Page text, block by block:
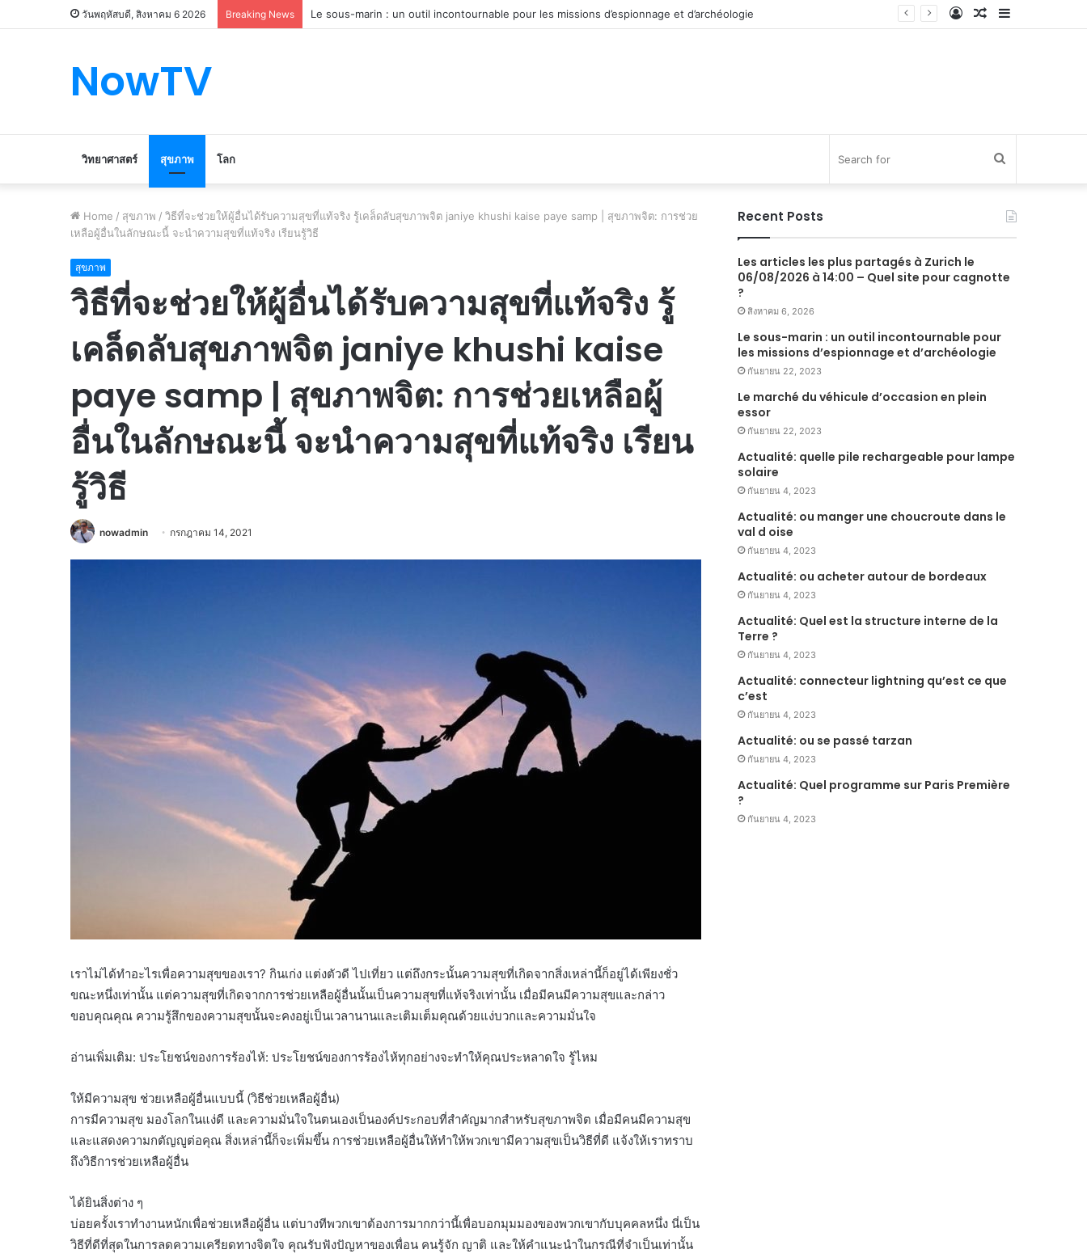
วันพฤหัสบดี, สิงหาคม 6 2026 Breaking News Le marché du véhicule d’occasion en plein essor Sidebar
Random
Log
NowTV
วิทยาศาสตร์ สุขภาพ โลก
for
Home / สุขภาพ / วิธีที่จะช่วยให้ผู้อื่นได้รับความสุขที่แท้จริง รู้เคล็ดลับสุขภาพจิต janiye khushi kaise paye samp | สุขภาพจิต: การช่วย
เหลือผู้อื่นในลักษณะนี้ จะนำความสุขที่แท้จริง เรียนรู้วิธี
สุขภาพ
วิธีที่จะช่วยให้ผู้อื่นได้รับความสุขที่แท้จริง รู้
เคล็ดลับสุขภาพจิต janiye khushi kaise
paye samp | สุขภาพจิต: การช่วยเหลือผู้
อื่นในลักษณะนี้ จะนำความสุขที่แท้จริง เรียน
รู้วิธี
nowadmin กรกฎาคม 14, 2021
เราไม่ได้ทำอะไรเพื่อความสุขของเรา? กินเก่ง แต่งตัวดี ไปเที่ยว แต่ถึงกระนั้นความสุขที่เกิดจากสิ่งเหล่านี้ก็อยู่ได้เพียงชั่ว
ขณะหนึ่งเท่านั้น แต่ความสุขที่เกิดจากการช่วยเหลือผู้อื่นนั้นเป็นความสุขที่แท้จริงเท่านั้น เมื่อมีคนมีความสุขและกล่าว
ขอบคุณคุณ ความรู้สึกของความสุขนั้นจะคงอยู่เป็นเวลานานและเติมเต็มคุณด้วยแง่บวกและความมั่นใจ
อ่านเพิ่มเติม: ประโยชน์ของการร้องไห้: ประโยชน์ของการร้องไห้ทุกอย่างจะทำให้คุณประหลาดใจ รู้ไหม
ให้มีความสุข ช่วยเหลือผู้อื่นแบบนี้ (วิธีช่วยเหลือผู้อื่น)
การมีความสุข มองโลกในแง่ดี และความมั่นใจในตนเองเป็นองค์ประกอบที่สำคัญมากสำหรับสุขภาพจิต เมื่อมีคนมีความสุข
และแสดงความกตัญญูต่อคุณ สิ่งเหล่านี้ก็จะเพิ่มขึ้น การช่วยเหลือผู้อื่นให้ทำให้พวกเขามีความสุขเป็นวิธีที่ดี แจ้งให้เราทราบ
ถึงวิธีการช่วยเหลือผู้อื่น
ได้ยินสิ่งต่าง ๆ
บ่อยครั้งเราทำงานหนักเพื่อช่วยเหลือผู้อื่น แต่บางทีพวกเขาต้องการมากกว่านี้เพื่อบอกมุมมองของพวกเขากับบุคคลหนึ่ง นี่เป็น
วิธีที่ดีที่สุดในการลดความเครียดทางจิตใจ คุณรับฟังปัญหาของเพื่อน คนรู้จัก ญาติ และให้คำแนะนำในกรณีที่จำเป็นเท่านั้น
Recent Posts
Les articles les plus partagés à Zurich le
06/08/2026 à 14:00 – Quel site pour cagnotte
?
สิงหาคม 6, 2026
Le sous-marin : un outil incontournable pour
les missions d’espionnage et d’archéologie
กันยายน 22, 2023
Le marché du véhicule d’occasion en plein
essor
กันยายน 22, 2023
Actualité: quelle pile rechargeable pour lampe
solaire
กันยายน 4, 2023
Actualité: ou manger une choucroute dans le
val d oise
กันยายน 4, 2023
Actualité: ou acheter autour de bordeaux
กันยายน 4, 2023
Actualité: Quel est la structure interne de la
Terre ?
กันยายน 4, 2023
Actualité: connecteur lightning qu’est ce que
c’est
กันยายน 4, 2023
Actualité: ou se passé tarzan
กันยายน 4, 2023
Actualité: Quel programme sur Paris Première
?
กันยายน 4, 2023